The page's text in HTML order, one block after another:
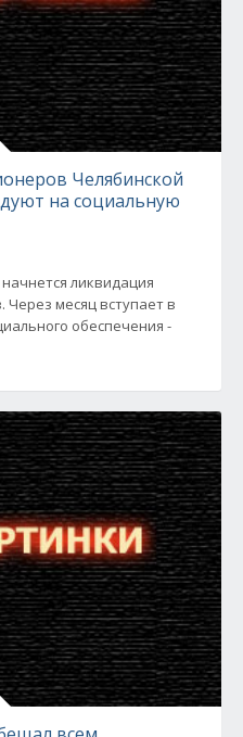
Челябинской
на социальную
ликвидация
Через месяц вступает в
обеспечения -